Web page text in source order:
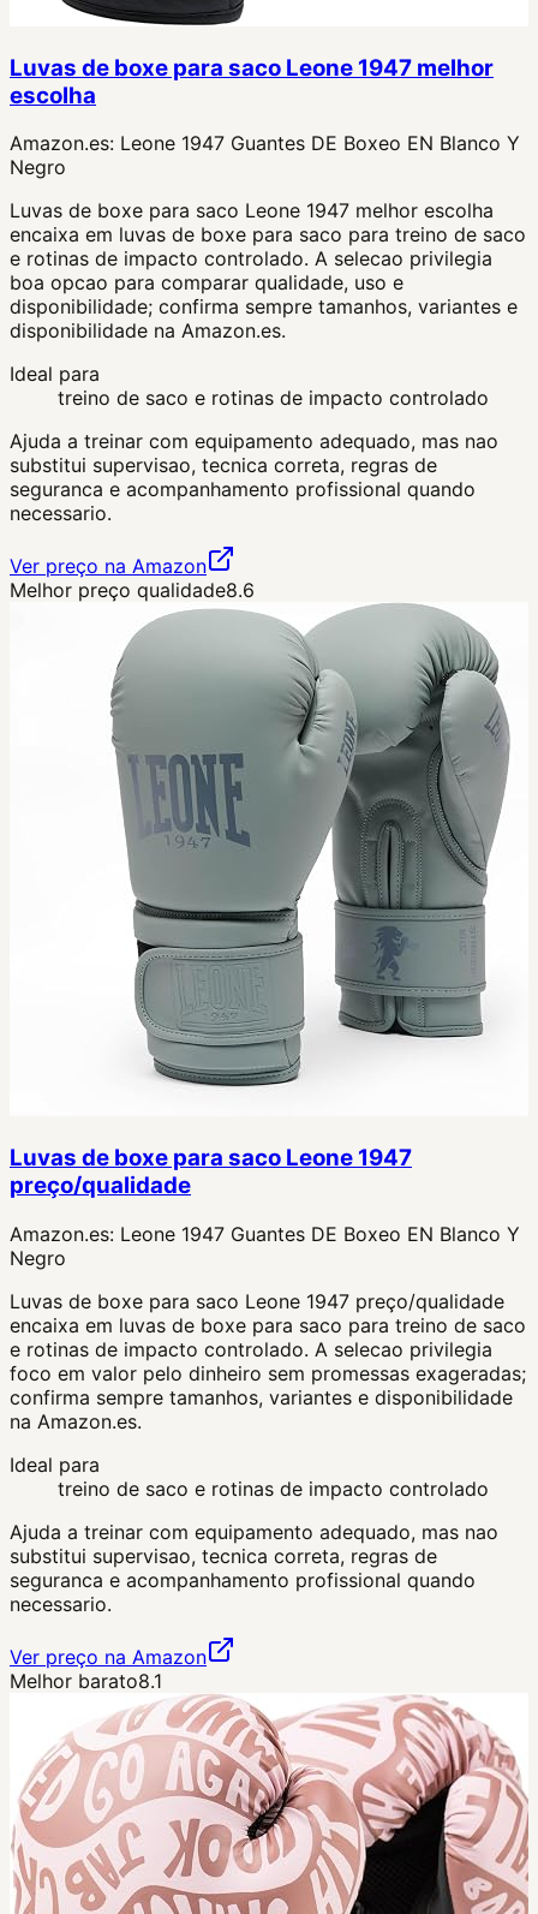
Luvas de boxe para saco Leone 1947 melhor
escolha
Amazon.es: Leone 1947 Guantes DE Boxeo EN Blanco Y
Negro
Luvas de boxe para saco Leone 1947 melhor escolha
encaixa em luvas de boxe para saco para treino de saco
e rotinas de impacto controlado. A selecao privilegia
boa opcao para comparar qualidade, uso e
disponibilidade; confirma sempre tamanhos, variantes e
disponibilidade na Amazon.es.
Ideal para
treino de saco e rotinas de impacto controlado
Ajuda a treinar com equipamento adequado, mas nao
substitui supervisao, tecnica correta, regras de
seguranca e acompanhamento profissional quando
necessario.
Ver preço na Amazon
Melhor preço qualidade8.6
Luvas de boxe para saco Leone 1947
preço/qualidade
Amazon.es: Leone 1947 Guantes DE Boxeo EN Blanco Y
Negro
Luvas de boxe para saco Leone 1947 preço/qualidade
encaixa em luvas de boxe para saco para treino de saco
e rotinas de impacto controlado. A selecao privilegia
foco em valor pelo dinheiro sem promessas exageradas;
confirma sempre tamanhos, variantes e disponibilidade
na Amazon.es.
Ideal para
treino de saco e rotinas de impacto controlado
Ajuda a treinar com equipamento adequado, mas nao
substitui supervisao, tecnica correta, regras de
seguranca e acompanhamento profissional quando
necessario.
Ver preço na Amazon
Melhor barato8.1